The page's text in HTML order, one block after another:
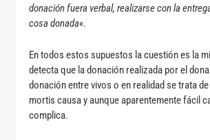
donación fuera verbal, realizarse con la
cosa donada«.
En todos estos supuestos la cuestión es la
detecta que la donación realizada por el
donación entre vivos o en realidad se trata
mortis causa y aunque aparentemente fácil
complica.